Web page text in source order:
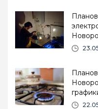
адреса